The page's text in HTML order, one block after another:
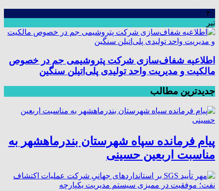
۳۰
تیر
اطلاعیه شفاف‌سازی شرکت پتروشیمی جم در خصوص
مالکیت و مدیریت واحد تولیدی پلی‌اتیلن سنگین
جدیدترین مطالب
پیام فرمانده سپاه شهرستان بندرماهشهر به
مناسبت اربعین حسینی